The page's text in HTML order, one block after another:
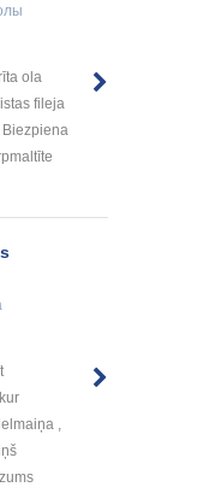
ola
fileja
Biezpiena
,